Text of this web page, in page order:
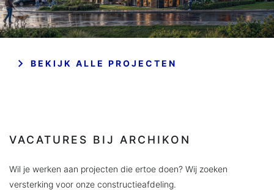
BEKIJK ALLE PROJECTEN
VACATURES BIJ ARCHIKON
Wil je werken aan projecten die ertoe doen? Wij zoeken
versterking voor onze constructieafdeling.